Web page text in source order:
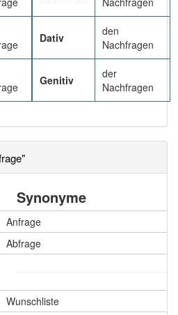
Dativ
den
Nachfragen
Genitiv
der
Nachfragen
Synonyme
Anfrage
Abfrage
Wunschliste